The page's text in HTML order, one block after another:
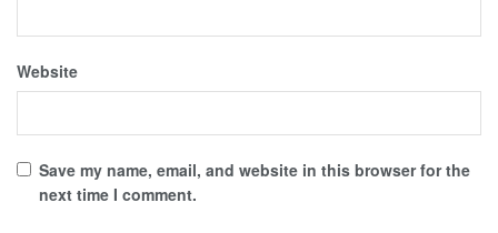
Website
Save my name, email, and website in this browser for the
next time I comment.